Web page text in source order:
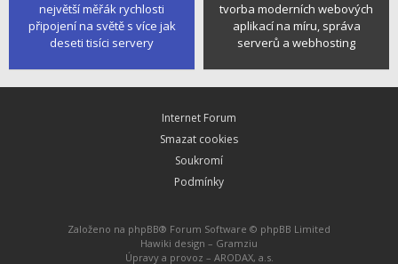
největší měřák rychlosti
připojení na světě s více jak
deseti tisíci servery
tvorba moderních webových
aplikací na míru, správa
serverů a webhosting
Internet Forum
Smazat cookies
Soukromí
Podmínky
Založeno na phpBB® Forum Software © phpBB Limited
Hawiki design – Gramziu
Úpravy a provoz – ARODAX, a.s.